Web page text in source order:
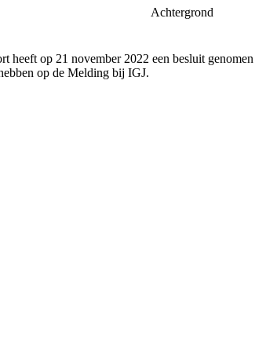
Achtergrond
heeft op 21 november 2022 een besluit
op de Melding bij IGJ.